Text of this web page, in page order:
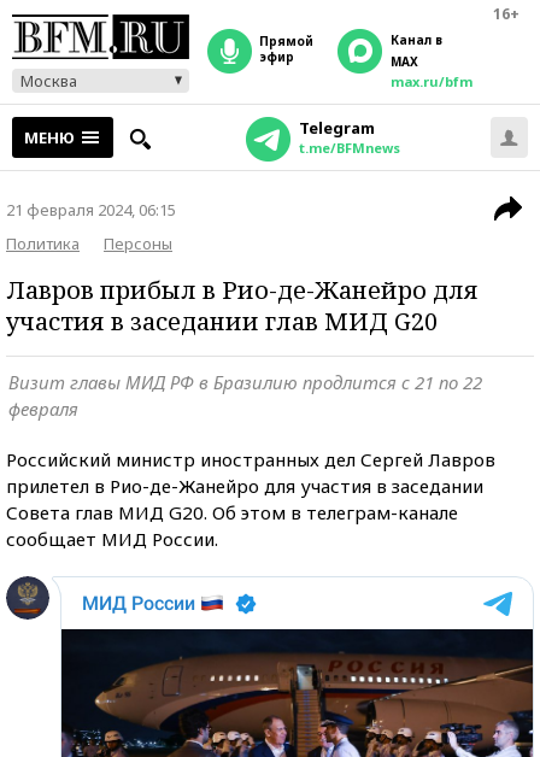
16+
Москва
прямой
эфир
Канал в
MAX
max.ru/bfm
МЕНЮ Telegram
t.me/BFMnews
21 февраля 2024, 06:15
Политика
Персоны
Лавров прибыл в Рио-де-Жанейро для
участия в заседании глав МИД G20
Визит главы МИД РФ в Бразилию продлится с 21 по 22
февраля
Российский министр иностранных дел Сергей Лавров
прилетел в Рио-де-Жанейро для участия в заседании
Совета глав МИД G20. Об этом в телеграм-канале
сообщает МИД России.